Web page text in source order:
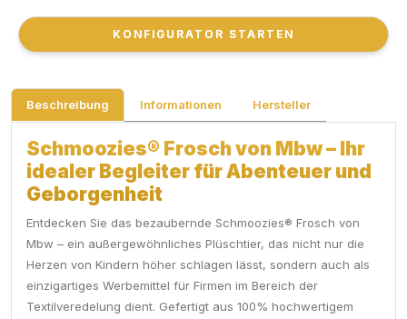
KONFIGURATOR STARTEN
KONFIGURATOR STARTEN
Beschreibung Informationen Hersteller
Schmoozies® Frosch von Mbw – Ihr
idealer Begleiter für Abenteuer und
Geborgenheit
Entdecken Sie das bezaubernde Schmoozies® Frosch von
Mbw – ein außergewöhnliches Plüschtier, das nicht nur die
Herzen von Kindern höher schlagen lässt, sondern auch als
einzigartiges Werbemittel für Firmen im Bereich der
Textilveredelung dient. Gefertigt aus 100% hochwertigem